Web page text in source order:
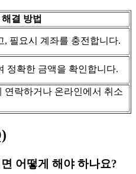
해결 방법
, 필요시 계좌를 충전합니다.
정확한 금액을 확인합니다.
연락하거나 온라인에서 취소
어떻게 해야 하나요?